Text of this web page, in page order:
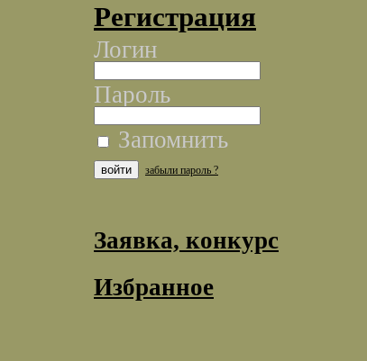
Регистрация
Логин
Пароль
Запомнить
забыли пароль ?
Заявка, конкурс
Избранное